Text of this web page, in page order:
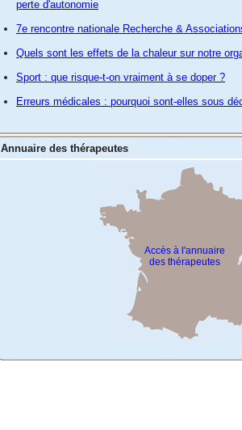
perte d'autonomie
7e rencontre nationale Recherche &
Quels sont les effets de la chaleur sur notre
Sport : que risque-t-on vraiment à se doper ?
Erreurs médicales : pourquoi sont-elles sous
Annuaire des thérapeutes
Accès à l'annuaire
des thérapeutes